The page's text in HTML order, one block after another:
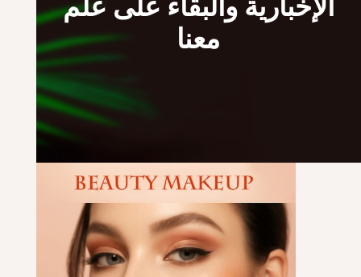
الإخبارية والبقاء على علم
معنا